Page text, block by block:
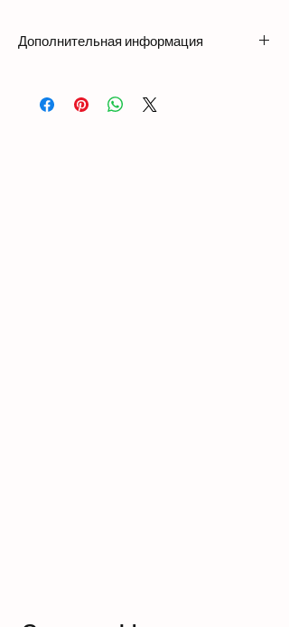
Дополнительная информация